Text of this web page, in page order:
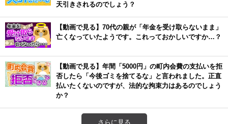
天引きされるのでしょう？
【動画で見る】70代の親が「年金を受け取らないまま」
亡くなっていたようです。これっておかしいですか…？
【動画で見る】年間「5000円」の町内会費の支払いを拒
否したら「今後ゴミを捨てるな」と言われました。正直
払いたくないのですが、法的な拘束力はあるのでしょう
か？
さらに見る